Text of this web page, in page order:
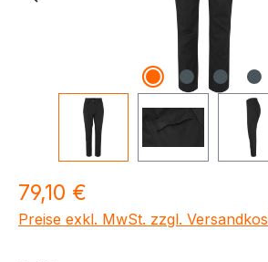
Regulärer Preis:
79,10 €
Preise exkl. MwSt. zzgl.